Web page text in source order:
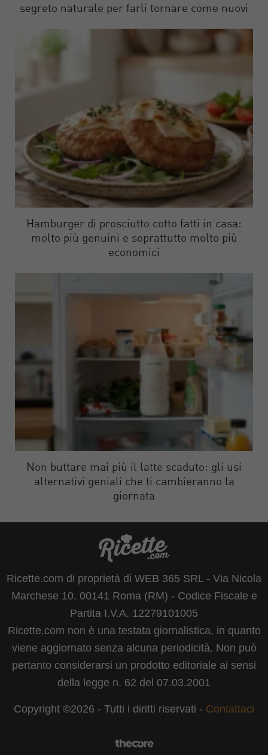
segreto naturale per farli tornare come nuovi
Hamburger di prosciutto cotto fatti in casa:
molto più genuini e soprattutto molto più
economici
Non buttare mai più il latte scaduto: gli usi
alternativi geniali che ti cambieranno la
giornata
Ricette.com di proprietà di WEB 365 SRL - Via Nicola
Marchese 10, 00141 Roma (RM) - Codice Fiscale e
Partita I.V.A. 12279101005
Ricette.com non è una testata giornalistica, in quanto
viene aggiornato senza alcuna periodicità. Non può
pertanto considerarsi un prodotto editoriale ai sensi
della legge n. 62 del 07.03.2001
Copyright ©2026 - Tutti i diritti riservati - Contattaci